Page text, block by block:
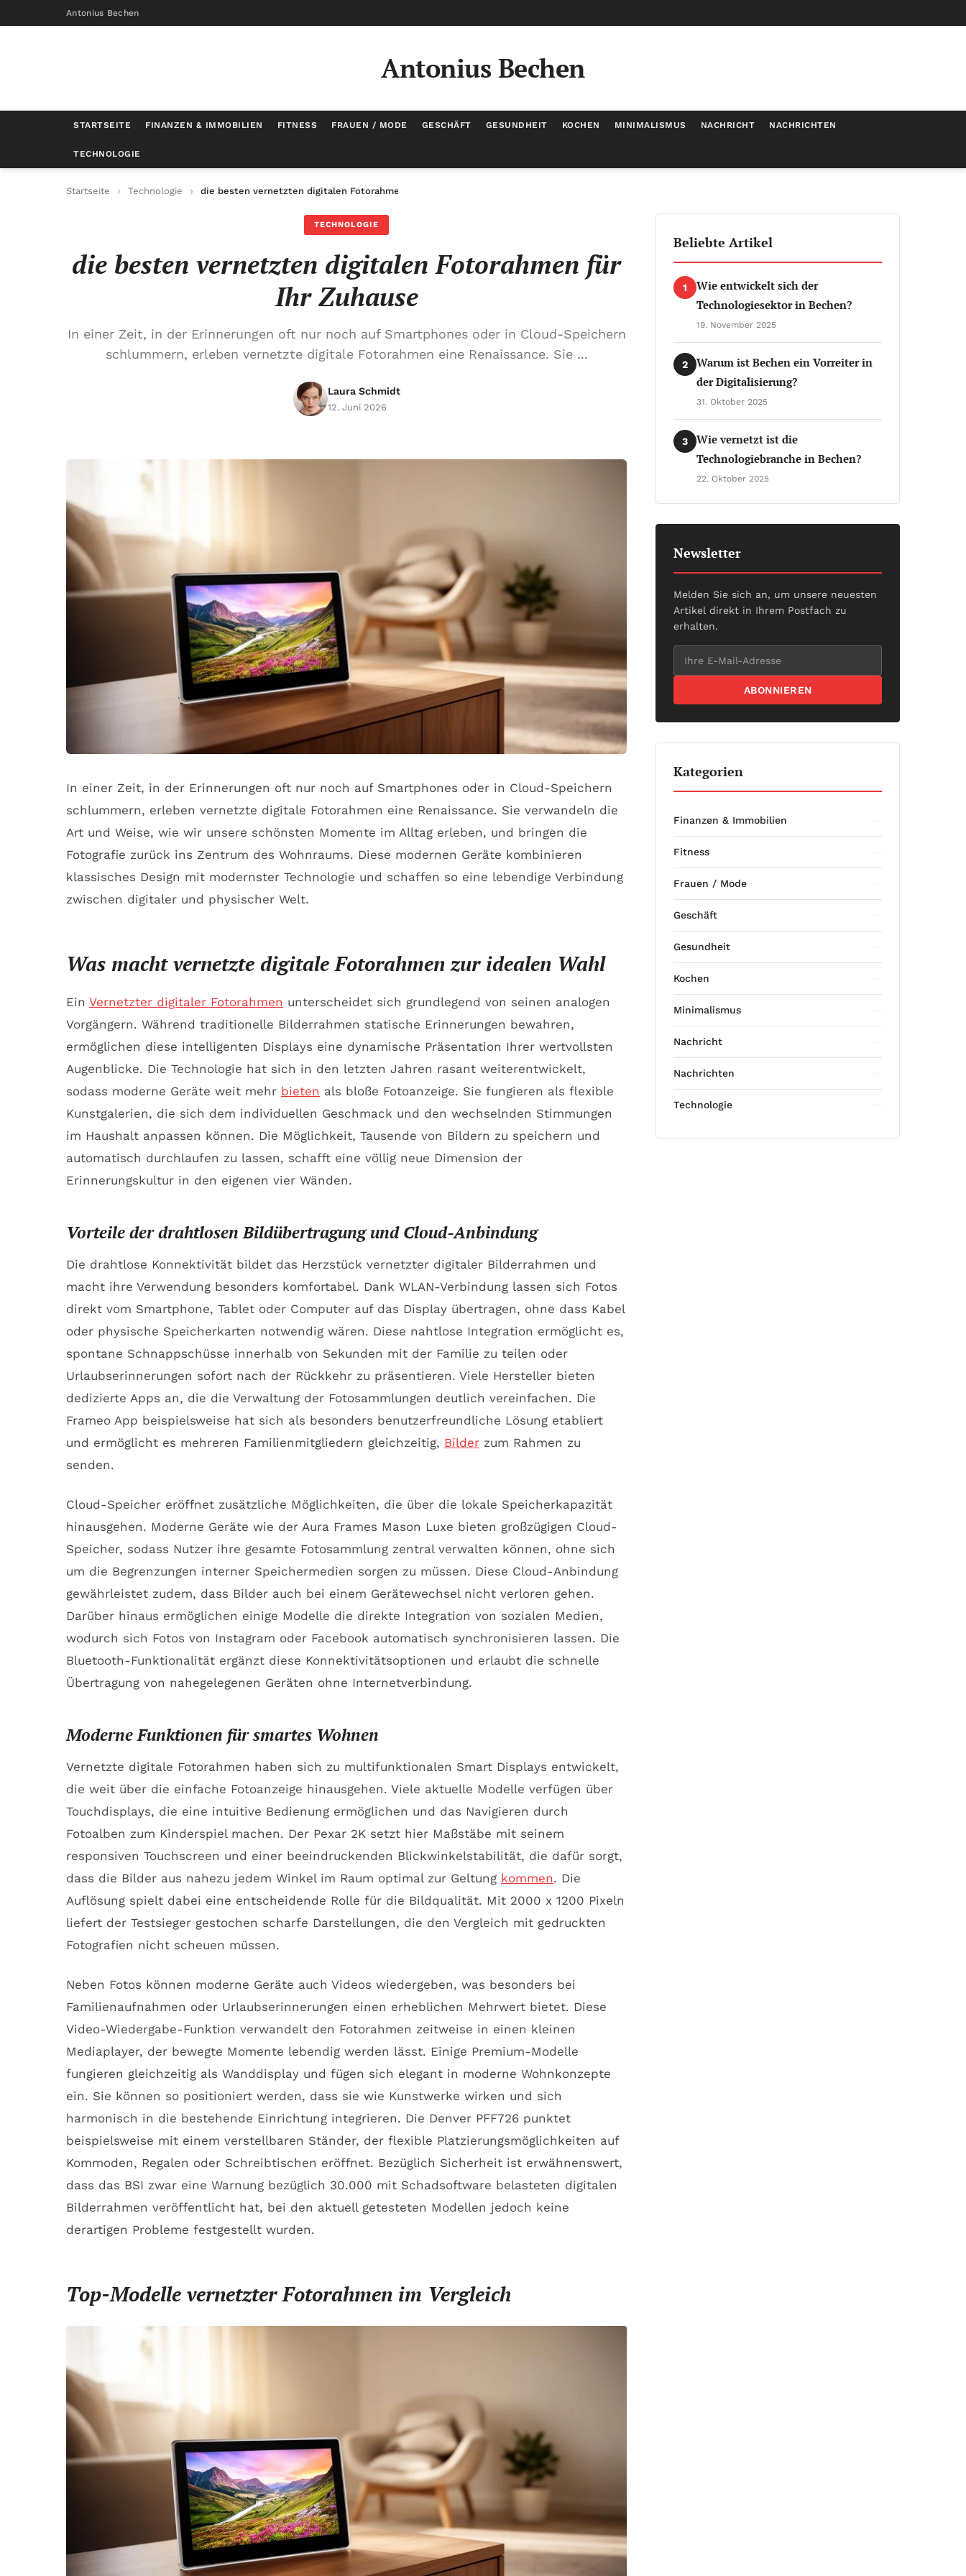
Antonius Bechen
Antonius Bechen
STARTSEITE FINANZEN & IMMOBILIEN FITNESS FRAUEN / MODE GESCHÄFT GESUNDHEIT KOCHEN MINIMALISMUS NACHRICHT NACHRICHTEN
TECHNOLOGIE
Startseite Technologie die besten vernetzten digitalen Fotorahmen für Ihr Zuhause
TECHNOLOGIE
die besten vernetzten digitalen Fotorahmen für
Ihr Zuhause
In einer Zeit, in der Erinnerungen oft nur noch auf Smartphones oder in Cloud-Speichern
schlummern, erleben vernetzte digitale Fotorahmen eine Renaissance. Sie ...
Laura Schmidt
12. Juni 2026
In einer Zeit, in der Erinnerungen oft nur noch auf Smartphones oder in Cloud-Speichern
schlummern, erleben vernetzte digitale Fotorahmen eine Renaissance. Sie verwandeln die
Art und Weise, wie wir unsere schönsten Momente im Alltag erleben, und bringen die
Fotografie zurück ins Zentrum des Wohnraums. Diese modernen Geräte kombinieren
klassisches Design mit modernster Technologie und schaffen so eine lebendige Verbindung
zwischen digitaler und physischer Welt.
Was macht vernetzte digitale Fotorahmen zur idealen Wahl
Ein Vernetzter digitaler Fotorahmen unterscheidet sich grundlegend von seinen analogen
Vorgängern. Während traditionelle Bilderrahmen statische Erinnerungen bewahren,
ermöglichen diese intelligenten Displays eine dynamische Präsentation Ihrer wertvollsten
Augenblicke. Die Technologie hat sich in den letzten Jahren rasant weiterentwickelt,
sodass moderne Geräte weit mehr bieten als bloße Fotoanzeige. Sie fungieren als flexible
Kunstgalerien, die sich dem individuellen Geschmack und den wechselnden Stimmungen
im Haushalt anpassen können. Die Möglichkeit, Tausende von Bildern zu speichern und
automatisch durchlaufen zu lassen, schafft eine völlig neue Dimension der
Erinnerungskultur in den eigenen vier Wänden.
Vorteile der drahtlosen Bildübertragung und Cloud-Anbindung
Die drahtlose Konnektivität bildet das Herzstück vernetzter digitaler Bilderrahmen und
macht ihre Verwendung besonders komfortabel. Dank WLAN-Verbindung lassen sich Fotos
direkt vom Smartphone, Tablet oder Computer auf das Display übertragen, ohne dass Kabel
oder physische Speicherkarten notwendig wären. Diese nahtlose Integration ermöglicht es,
spontane Schnappschüsse innerhalb von Sekunden mit der Familie zu teilen oder
Urlaubserinnerungen sofort nach der Rückkehr zu präsentieren. Viele Hersteller bieten
dedizierte Apps an, die die Verwaltung der Fotosammlungen deutlich vereinfachen. Die
Frameo App beispielsweise hat sich als besonders benutzerfreundliche Lösung etabliert
und ermöglicht es mehreren Familienmitgliedern gleichzeitig, Bilder zum Rahmen zu
senden.
Cloud-Speicher eröffnet zusätzliche Möglichkeiten, die über die lokale Speicherkapazität
hinausgehen. Moderne Geräte wie der Aura Frames Mason Luxe bieten großzügigen Cloud-
Speicher, sodass Nutzer ihre gesamte Fotosammlung zentral verwalten können, ohne sich
um die Begrenzungen interner Speichermedien sorgen zu müssen. Diese Cloud-Anbindung
gewährleistet zudem, dass Bilder auch bei einem Gerätewechsel nicht verloren gehen.
Darüber hinaus ermöglichen einige Modelle die direkte Integration von sozialen Medien,
wodurch sich Fotos von Instagram oder Facebook automatisch synchronisieren lassen. Die
Bluetooth-Funktionalität ergänzt diese Konnektivitätsoptionen und erlaubt die schnelle
Übertragung von nahegelegenen Geräten ohne Internetverbindung.
Moderne Funktionen für smartes Wohnen
Vernetzte digitale Fotorahmen haben sich zu multifunktionalen Smart Displays entwickelt,
die weit über die einfache Fotoanzeige hinausgehen. Viele aktuelle Modelle verfügen über
Touchdisplays, die eine intuitive Bedienung ermöglichen und das Navigieren durch
Fotoalben zum Kinderspiel machen. Der Pexar 2K setzt hier Maßstäbe mit seinem
responsiven Touchscreen und einer beeindruckenden Blickwinkelstabilität, die dafür sorgt,
dass die Bilder aus nahezu jedem Winkel im Raum optimal zur Geltung kommen. Die
Auflösung spielt dabei eine entscheidende Rolle für die Bildqualität. Mit 2000 x 1200 Pixeln
liefert der Testsieger gestochen scharfe Darstellungen, die den Vergleich mit gedruckten
Fotografien nicht scheuen müssen.
Neben Fotos können moderne Geräte auch Videos wiedergeben, was besonders bei
Familienaufnahmen oder Urlaubserinnerungen einen erheblichen Mehrwert bietet. Diese
Video-Wiedergabe-Funktion verwandelt den Fotorahmen zeitweise in einen kleinen
Mediaplayer, der bewegte Momente lebendig werden lässt. Einige Premium-Modelle
fungieren gleichzeitig als Wanddisplay und fügen sich elegant in moderne Wohnkonzepte
ein. Sie können so positioniert werden, dass sie wie Kunstwerke wirken und sich
harmonisch in die bestehende Einrichtung integrieren. Die Denver PFF726 punktet
beispielsweise mit einem verstellbaren Ständer, der flexible Platzierungsmöglichkeiten auf
Kommoden, Regalen oder Schreibtischen eröffnet. Bezüglich Sicherheit ist erwähnenswert,
dass das BSI zwar eine Warnung bezüglich 30.000 mit Schadsoftware belasteten digitalen
Bilderrahmen veröffentlicht hat, bei den aktuell getesteten Modellen jedoch keine
derartigen Probleme festgestellt wurden.
Top-Modelle vernetzter Fotorahmen im Vergleich
Beliebte Artikel
1
Wie entwickelt sich der
Technologiesektor in Bechen?
19. November 2025
2
Warum ist Bechen ein Vorreiter in
der Digitalisierung?
31. Oktober 2025
3
Wie vernetzt ist die
Technologiebranche in Bechen?
22. Oktober 2025
Newsletter
Melden Sie sich an, um unsere neuesten
Artikel direkt in Ihrem Postfach zu
erhalten.
ABONNIEREN
Kategorien
Finanzen & Immobilien
Fitness
Frauen / Mode
Geschäft
Gesundheit
Kochen
Minimalismus
Nachricht
Nachrichten
Technologie